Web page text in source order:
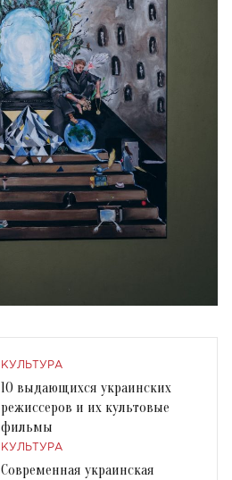
КУЛЬТУРА
10 выдающихся украинских
режиссеров и их культовые
фильмы
КУЛЬТУРА
Современная украинская